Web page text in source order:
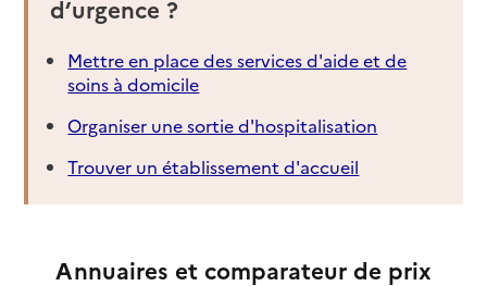
d’urgence ?
Mettre en place des services d'aide et de
soins à domicile
Organiser une sortie d'hospitalisation
Trouver un établissement d'accueil
Annuaires et comparateur de prix